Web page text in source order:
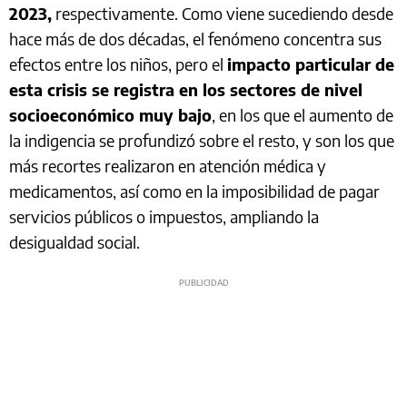
2023, respectivamente. Como viene sucediendo desde
hace más de dos décadas, el fenómeno concentra sus
efectos entre los niños, pero el impacto particular de
esta crisis se registra en los sectores de nivel
socioeconómico muy bajo, en los que el aumento de
la indigencia se profundizó sobre el resto, y son los que
más recortes realizaron en atención médica y
medicamentos, así como en la imposibilidad de pagar
servicios públicos o impuestos, ampliando la
desigualdad social.